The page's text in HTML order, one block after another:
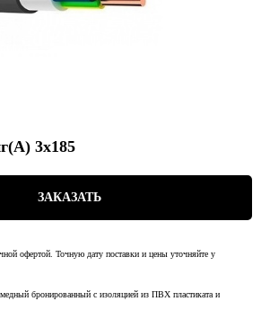
3х185
ЗАКАЗАТЬ
офертой. Точную дату поставки и цены уточняйте у
бронированный с изоляцией из ПВХ пластиката и